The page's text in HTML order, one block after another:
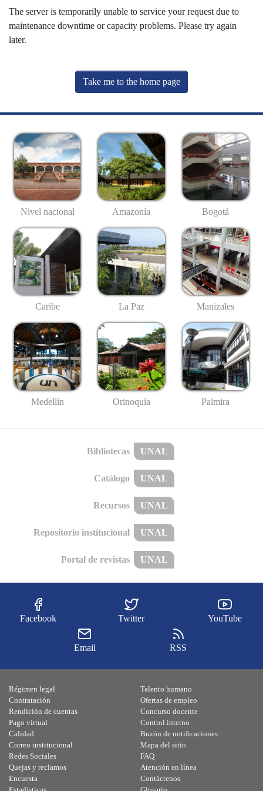
The server is temporarily unable to service your request due to
maintenance downtime or capacity problems. Please try again
later.
Take me to the home page
Nivel nacional Amazonía Bogotá
Caribe La Paz Manizales
Medellín Orinoquía Palmira
Bibliotecas UNAL
Catálogo UNAL
Recursos UNAL
Repositorio institucional UNAL
Portal de revistas UNAL
Facebook Twitter YouTube
Email RSS
Régimen legal
Contratación
Rendición de cuentas
Pago virtual
Calidad
Talento humano
Ofertas de empleo
Concurso docente
Control interno
Buzón de notificaciones
Correo institucional
Redes Sociales
Quejas y reclamos
Encuesta
Mapa del sitio
FAQ
Atención en línea
Contáctenos